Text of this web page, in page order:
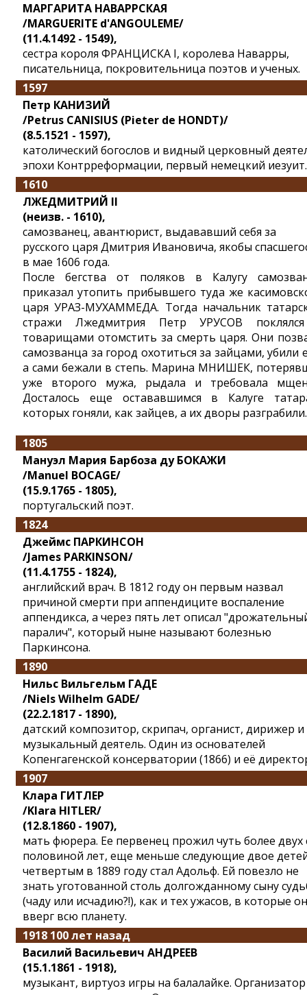
МАРГАРИТА НАВАРРСКАЯ
/MARGUERITE d'ANGOULEME/
(11.4.1492 - 1549),
сестра короля ФРАНЦИСКА I, королева Наварры,
писательница, покровительница поэтов и ученых.
1597
Петр КАНИЗИЙ
/Petrus CANISIUS (Pieter de HONDT)/
(8.5.1521 - 1597),
католический богослов и видный церковный
эпохи Контрреформации, первый немецкий иезуит.
1610
ЛЖЕДМИТРИЙ II
(неизв. - 1610),
самозванец, авантюрист, выдававший себя за
русского царя Дмитрия Ивановича, якобы
в мае 1606 года.
После бегства от поляков в Калугу
приказал утопить прибывшего туда же
царя УРАЗ-МУХАММЕДА. Тогда начальник
стражи Лжедмитрия Петр УРУСОВ
товарищами отомстить за смерть царя. Они
самозванца за город охотиться за зайцами, убили
а сами бежали в степь. Марина МНИШЕК,
уже второго мужа, рыдала и требовала
Досталось еще остававшимся в Калуге
которых гоняли, как зайцев, а их дворы разграбили.
1805
Мануэл Мария Барбоза ду БОКАЖИ
/Manuel BOCAGE/
(15.9.1765 - 1805),
португальский поэт.
1824
Джеймс ПАРКИНСОН
/James PARKINSON/
(11.4.1755 - 1824),
английский врач. В 1812 году он первым назвал
причиной смерти при аппендиците воспаление
аппендикса, а через пять лет описал
паралич", который ныне называют болезнью
Паркинсона.
1890
Нильс Вильгельм ГАДЕ
/Niels Wilhelm GADE/
(22.2.1817 - 1890),
датский композитор, скрипач, органист, дирижер и
музыкальный деятель. Один из основателей
Копенгагенской консерватории (1866) и её
1907
Клара ГИТЛЕР
/Klara HITLER/
(12.8.1860 - 1907),
мать фюрера. Ее первенец прожил чуть более двух
половиной лет, еще меньше следующие двое
четвертым в 1889 году стал Адольф. Ей повезло не
знать уготованной столь долгожданному сыну
(чаду или исчадию?!), как и тех ужасов, в которые он
вверг всю планету.
1918 100 лет назад
Василий Васильевич АНДРЕЕВ
(15.1.1861 - 1918),
музыкант, виртуоз игры на балалайке.